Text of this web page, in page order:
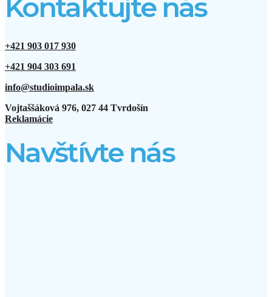
Kontaktujte nás
+421 903 017 930
+421 904 303 691
info@studioimpala.sk
Vojtaššáková 976, 027 44 Tvrdošín
Reklamácie
Navštívte nás